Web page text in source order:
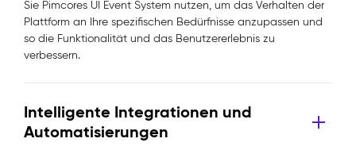
Sie Pimcores UI Event System nutzen, um das Verhalten der
Plattform an Ihre spezifischen Bedürfnisse anzupassen und
so die Funktionalität und das Benutzererlebnis zu
verbessern.
Intelligente Integrationen und
Automatisierungen